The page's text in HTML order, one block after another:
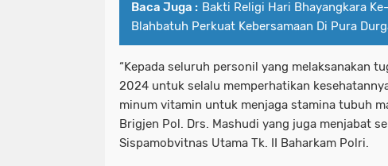
Baca Juga : Bakti Religi Hari Bhayangkara
Blahbatuh Perkuat Kebersamaan Di Pura
“Kepada seluruh personil yang melaksanakan
2024 untuk selalu memperhatikan
minum vitamin untuk menjaga stamina tubuh
Brigjen Pol. Drs. Mashudi yang juga menjabat
Sispamobvitnas Utama Tk. II Baharkam Polri.